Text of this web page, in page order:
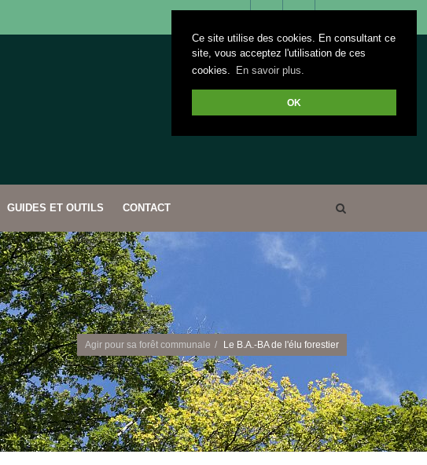
Ce site utilise des cookies. En consultant ce
site, vous acceptez l'utilisation de ces
cookies.
En savoir plus.
OK
FacebookTwitter +33(0)3
GUIDES ET OUTILS CONTACT
Agir pour sa forêt communale Le B.A.-BA de l'élu forestier